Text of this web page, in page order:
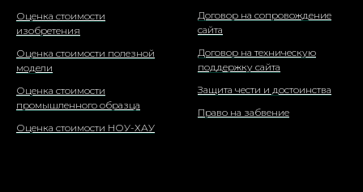
Оценка стоимости
изобретения
Оценка стоимости полезной
модели
Оценка стоимости
промышленного образца
Оценка стоимости НОУ-ХАУ
Договор на сопровождение
сайта
Договор на техническую
поддержку сайта
Защита чести и достоинства
Право на забвение